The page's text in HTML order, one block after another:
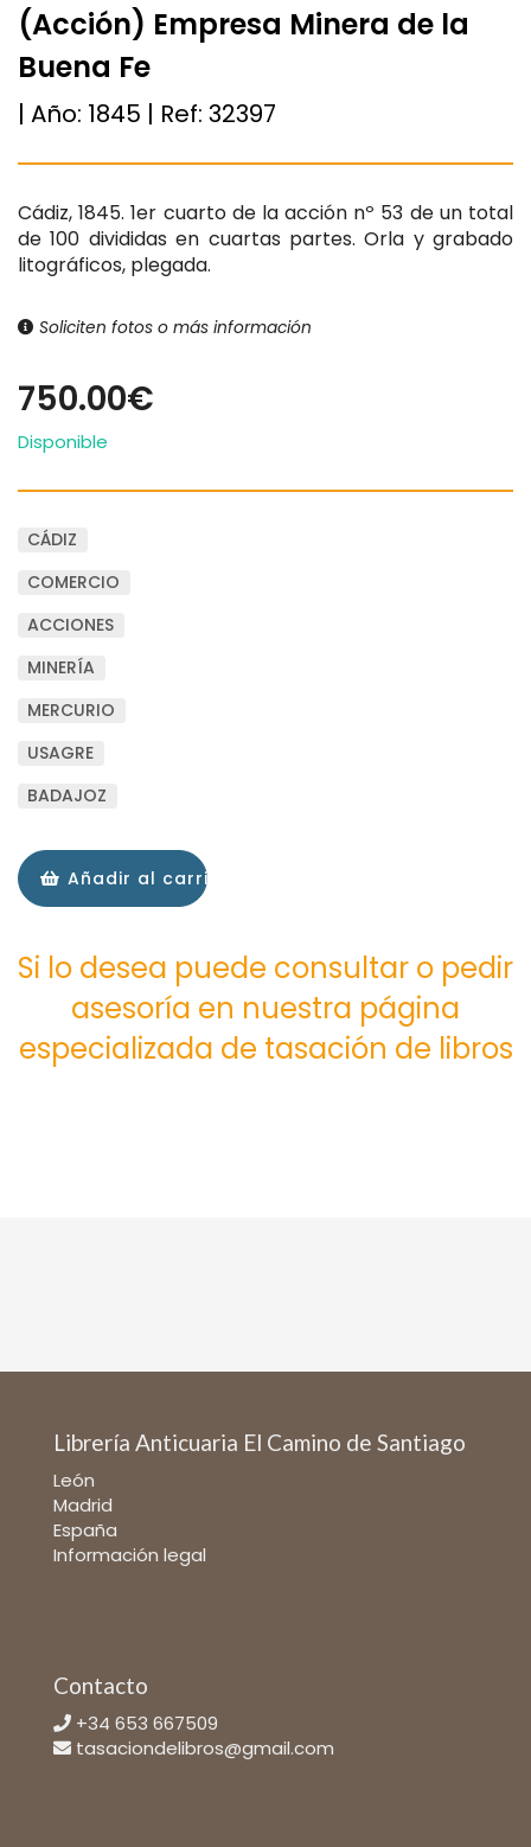
(Acción) Empresa Minera de la
Buena Fe
| Año: 1845 | Ref: 32397
Cádiz, 1845. 1er cuarto de la acción nº 53 de un total
de 100 divididas en cuartas partes. Orla y grabado
litográficos, plegada.
Soliciten fotos o más información
750.00€
Disponible
CÁDIZ
COMERCIO
ACCIONES
MINERÍA
MERCURIO
USAGRE
BADAJOZ
Añadir al carrito
Si lo desea puede consultar o pedir
asesoría en nuestra página
especializada de tasación de libros
Librería Anticuaria El Camino de Santiago
León
Madrid
España
Información legal
Contacto
+34 653 667509
tasaciondelibros@gmail.com